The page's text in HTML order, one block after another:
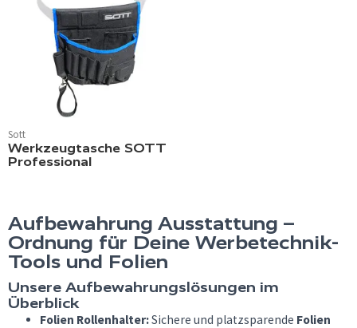
Sott
Werkzeugtasche SOTT
Professional
Aufbewahrung Ausstattung –
Ordnung für Deine Werbetechnik-
Tools und Folien
Unsere Aufbewahrungslösungen im
Überblick
Folien Rollenhalter:Sichere und platzsparende Folien